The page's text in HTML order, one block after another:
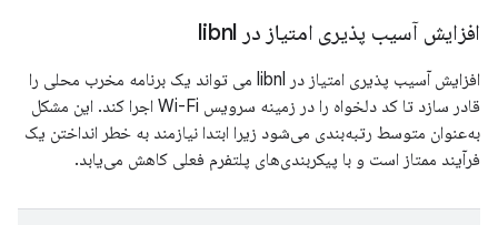
افزایش آسیب پذیری امتیاز در libnl
افزایش آسیب پذیری امتیاز در libnl می تواند یک برنامه مخرب محلی را
قادر سازد تا کد دلخواه را در زمینه سرویس Wi-Fi اجرا کند. این مشکل
به‌عنوان متوسط ​​رتبه‌بندی می‌شود زیرا ابتدا نیازمند به خطر انداختن یک
فرآیند ممتاز است و با پیکربندی‌های پلتفرم فعلی کاهش می‌یابد.